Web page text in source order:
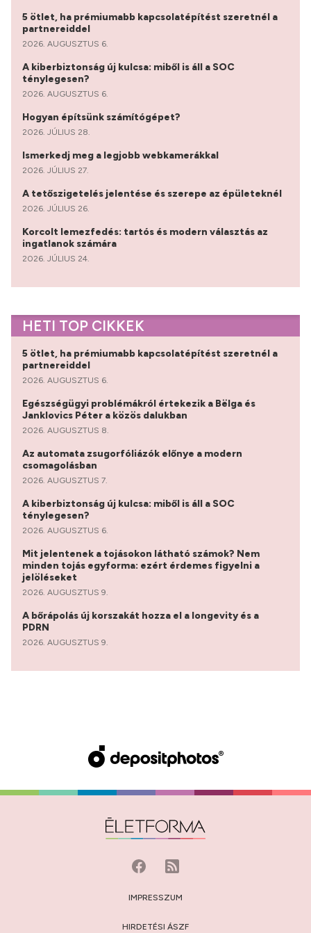
5 ötlet, ha prémiumabb kapcsolatépítést szeretnél a
partnereiddel
2026. AUGUSZTUS 6.
A kiberbiztonság új kulcsa: miből is áll a SOC
ténylegesen?
2026. AUGUSZTUS 6.
Hogyan építsünk számítógépet?
2026. JÚLIUS 28.
Ismerkedj meg a legjobb webkamerákkal
2026. JÚLIUS 27.
A tetőszigetelés jelentése és szerepe az épületeknél
2026. JÚLIUS 26.
Korcolt lemezfedés: tartós és modern választás az
ingatlanok számára
2026. JÚLIUS 24.
HETI TOP CIKKEK
5 ötlet, ha prémiumabb kapcsolatépítést szeretnél a
partnereiddel
2026. AUGUSZTUS 6.
Egészségügyi problémákról értekezik a Bëlga és
Janklovics Péter a közös dalukban
2026. AUGUSZTUS 8.
Az automata zsugorfóliázók előnye a modern
csomagolásban
2026. AUGUSZTUS 7.
A kiberbiztonság új kulcsa: miből is áll a SOC
ténylegesen?
2026. AUGUSZTUS 6.
Mit jelentenek a tojásokon látható számok? Nem
minden tojás egyforma: ezért érdemes figyelni a
jelöléseket
2026. AUGUSZTUS 9.
A bőrápolás új korszakát hozza el a longevity és a
PDRN
2026. AUGUSZTUS 9.
IMPRESSZUM
HIRDETÉSI ÁSZF